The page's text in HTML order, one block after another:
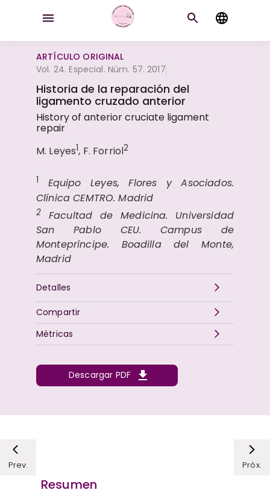
ARTÍCULO ORIGINAL
Vol. 24. Especial. Núm. 57. 2017
Historia de la reparación del
ligamento cruzado anterior
History of anterior cruciate ligament
repair
M. Leyes1, F. Forriol2
1
Equipo Leyes, Flores y Asociados.
Clínica CEMTRO. Madrid
2
Facultad de Medicina. Universidad
San Pablo CEU. Campus de
Montepríncipe. Boadilla del Monte,
Madrid
Detalles
Descargar PDF
Métricas
Compartir
Prev. Próx.
Resumen